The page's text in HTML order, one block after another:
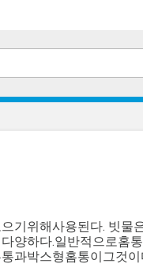
기위해사용된다. 빗물
양하다.일반적으로홈
과박스형홈통이그것이